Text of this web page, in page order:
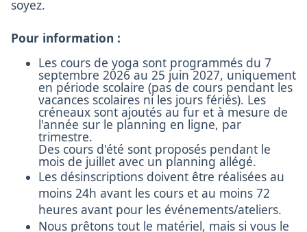
soyez.
Pour information :
Les cours de yoga sont programmés du 7
septembre 2026 au 25 juin 2027, uniquement
en période scolaire (pas de cours pendant les
vacances scolaires ni les jours fériés). Les
créneaux sont ajoutés au fur et à mesure de
l'année sur le planning en ligne, par
trimestre.
Des cours d'été sont proposés pendant le
mois de juillet avec un planning allégé.
Les désinscriptions doivent être réalisées au
moins 24h avant les cours et au moins 72
heures avant pour les événements/ateliers.
Nous prêtons tout le matériel, mais si vous le